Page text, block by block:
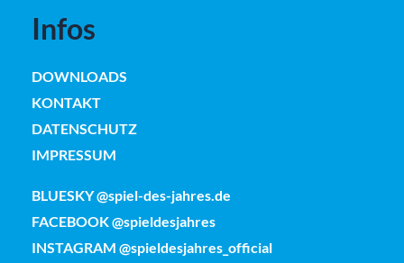
Infos
DOWNLOADS
KONTAKT
DATENSCHUTZ
IMPRESSUM
BLUESKY @spiel-des-jahres.de
FACEBOOK @spieldesjahres
INSTAGRAM @spieldesjahres_official